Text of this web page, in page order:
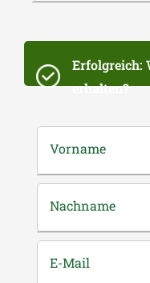
Erfolgreich:
erhalten?
Vorname
Nachname
E-Mail